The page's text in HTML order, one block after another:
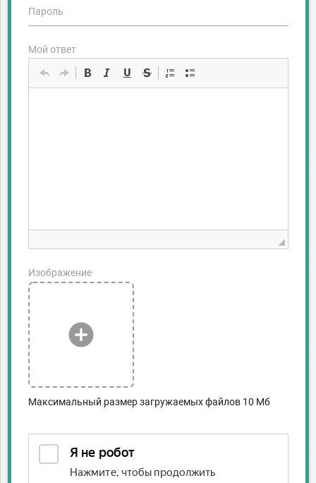
Пароль
Мой ответ
add_circle
Изображение
Максимальный размер загружаемых файлов 10 Мб